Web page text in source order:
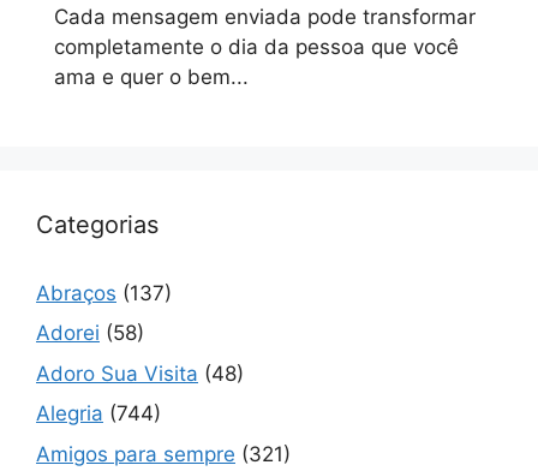
Cada mensagem enviada pode transformar
completamente o dia da pessoa que você
ama e quer o bem...
Categorias
Abraços (137)
Adorei (58)
Adoro Sua Visita (48)
Alegria (744)
Amigos para sempre (321)